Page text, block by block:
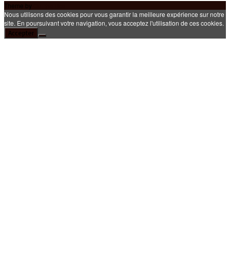
Theme by
Nous utilisons des cookies pour vous garantir la meilleure expérience sur notre
site. En poursuivant votre navigation, vous acceptez l'utilisation de ces cookies.
Accepter